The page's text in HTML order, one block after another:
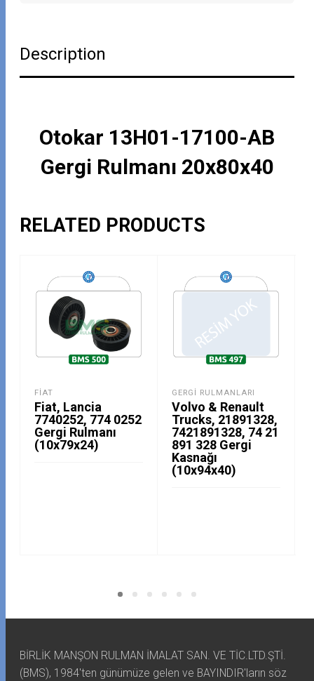
Description
Otokar 13H01-17100-AB
Gergi Rulmanı 20x80x40
RELATED PRODUCTS
FIAT
Fiat, Lancia
7740252, 774 0252
Gergi Rulmanı
(10x79x24)
GERGI RULMANLARI
Volvo & Renault
Trucks, 21891328,
7421891328, 74 21
891 328 Gergi
Kasnağı
(10x94x40)
BİRLİK MANŞON RULMAN İMALAT SAN. VE TİC.LTD.ŞTİ.
(BMS), 1984'ten günümüze gelen ve BAYINDIR'ların söz